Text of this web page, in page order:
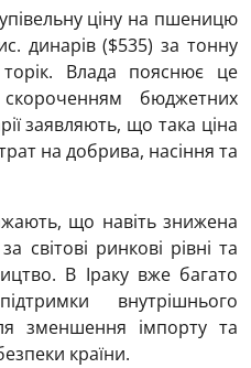
ціну на пшеницю
динарів ($535) за тонну
Влада пояснює це
бюджетних
заявляють, що така ціна
на добрива, насіння та
що навіть знижена
світові ринкові рівні та
В Іраку вже багато
внутрішнього
зменшення імпорту та
країни.